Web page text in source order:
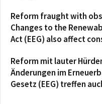
Reform fraught with
Changes to the
Act (EEG) also affect
Reform mit lauter
Änderungen im
Gesetz (EEG) treffen